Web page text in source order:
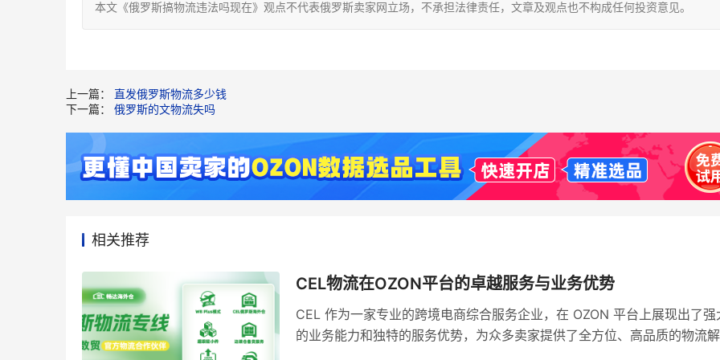
本文《俄罗斯搞物流违法吗现在》观点不代表俄罗斯卖家网立场，不承担法律责任，文章及观点也不构成任何投资意见。
上一篇： 直发俄罗斯物流多少钱
下一篇： 俄罗斯的文物流失吗
相关推荐
CEL物流在OZON平台的卓越服务与业务优势
​CEL 作为一家专业的跨境电商综合服务企业，在 OZON 平台上展现出了强
的业务能力和独特的服务优势，为众多卖家提供了全方位、高品质的物流